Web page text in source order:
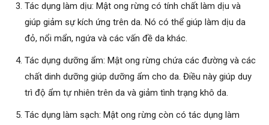
Tác dụng làm dịu: Mật ong rừng có tính chất làm dịu và
giúp giảm sự kích ứng trên da. Nó có thể giúp làm dịu da
đỏ, nổi mẩn, ngứa và các vấn đề da khác.
Tác dụng dưỡng ẩm: Mật ong rừng chứa các đường và các
chất dinh dưỡng giúp dưỡng ẩm cho da. Điều này giúp duy
trì độ ẩm tự nhiên trên da và giảm tình trạng khô da.
Tác dụng làm sạch: Mật ong rừng còn có tác dụng làm